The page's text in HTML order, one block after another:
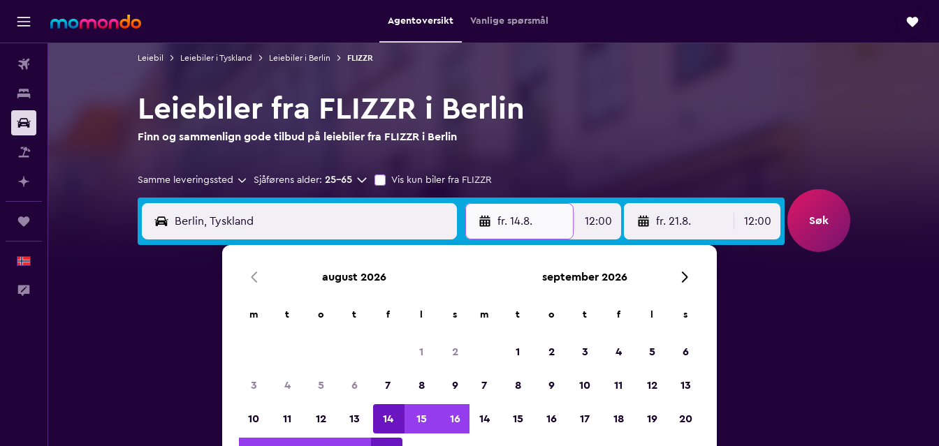
Agentoversikt Vanlige spørsmål
Leiebil Leiebiler i Tyskland Leiebiler i Berlin FLIZZR
Leiebiler fra FLIZZR i Berlin
Finn og sammenlign gode tilbud på leiebiler fra FLIZZR i Berlin
Samme leveringssted Sjåførens alder: 25–65 Vis kun biler fra FLIZZR
fr. 14.8. 12:00 fr. 21.8. 12:00 Søk
2023
august 2026
m t o t f s
1 2
3 4 5 6 7 8 9
10 11 12 13 14 15 16
september 2026
m t o t f s
1 2 3 4 5 6
7 8 9 10 11 12 13
14 15 16 17 18 19 20